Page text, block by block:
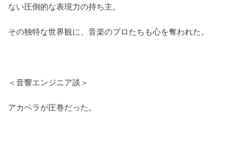
ない圧倒的な表現力の持ち主。
その独特な世界観に、音楽のプロたちも心を奪われた。
＜音響エンジニア談＞
アカペラが圧巻だった。